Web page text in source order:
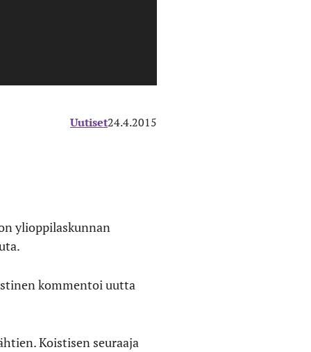
Uutiset24.4.2015
ylioppilaskunnan
kommentoi uutta
Koistisen seuraaja